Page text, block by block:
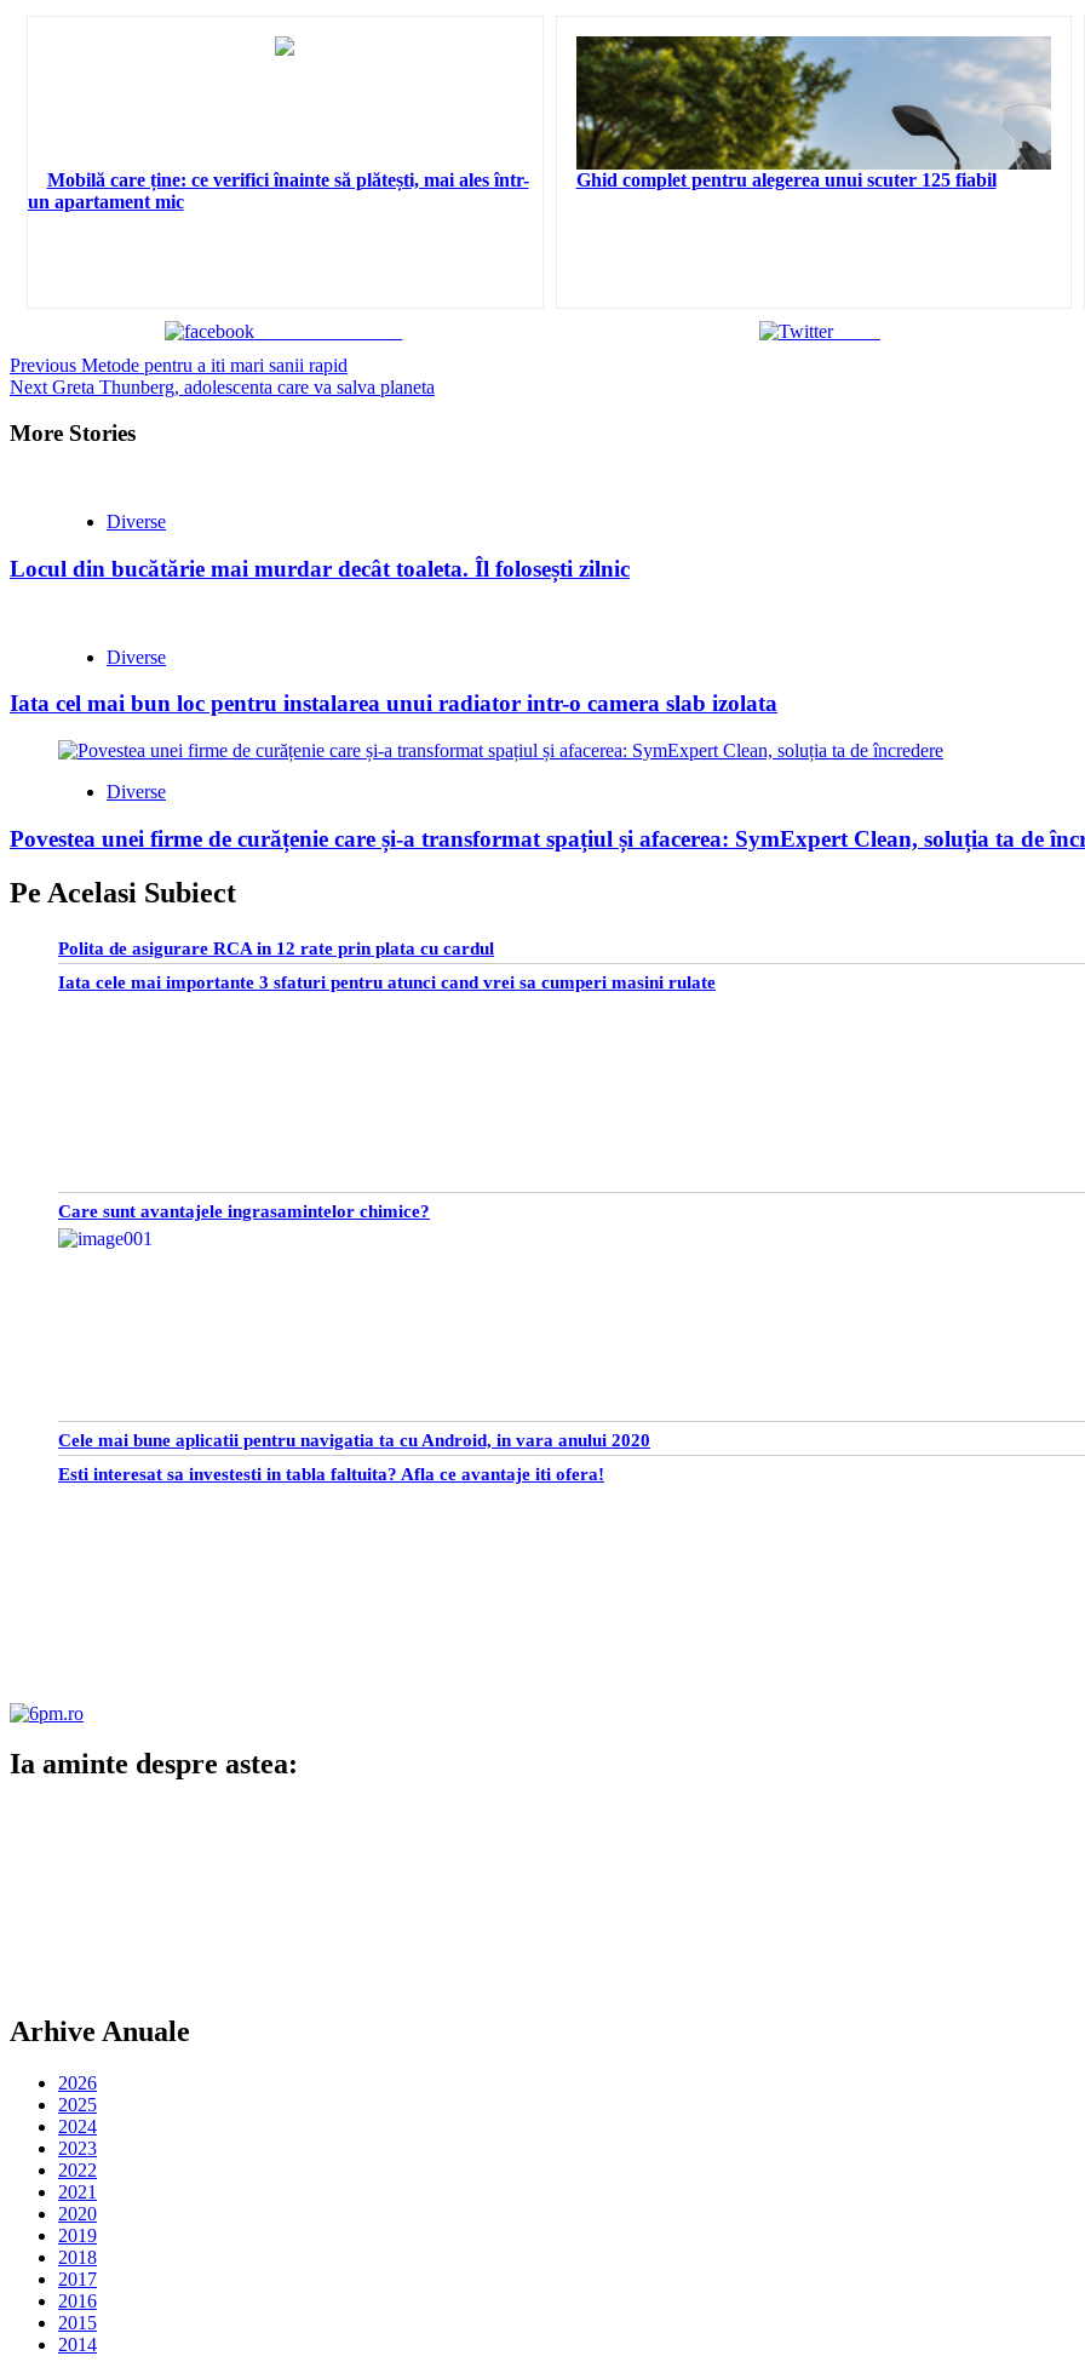
Mobilă care ține: ce verifici înainte să plătești, mai ales într-
un apartament mic
Ghid complet pentru alegerea unui scuter 125 fiabil
Tweet
Continue
Reading
Previous Metode pentru a iti mari sanii rapid
Next Greta Thunberg, adolescenta care va salva planeta
More Stories
Diverse
Locul din bucătărie mai murdar decât toaleta. Îl folosești zilnic
Diverse
Iata cel mai bun loc pentru instalarea unui radiator intr-o camera slab izolata
Diverse
Povestea unei firme de curățenie care și-a transformat spațiul și afacerea: SymExpert Clean, soluția ta de
Pe Acelasi Subiect
Polita de asigurare RCA in 12 rate prin plata cu cardul
Iata cele mai importante 3 sfaturi pentru atunci cand vrei sa cumperi masini rulate
Care sunt avantajele ingrasamintelor chimice?
Cele mai bune aplicatii pentru navigatia ta cu Android, in vara anului 2020
Esti interesat sa investesti in tabla faltuita? Afla ce avantaje iti ofera!
Ia aminte despre astea:
Arhive Anuale
2026
2025
2024
2023
2022
2021
2020
2019
2018
2017
2016
2015
2014